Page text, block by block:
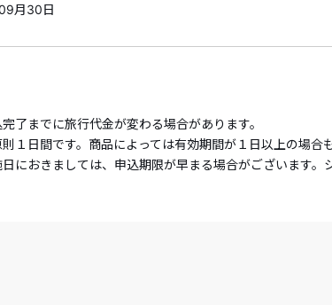
月30日
了までに旅行代金が変わる場合があります。
１日間です。商品によっては有効期間が１日以上の場合
におきましては、申込期限が早まる場合がございます